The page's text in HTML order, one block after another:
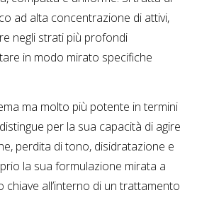
ad alta concentrazione di attivi,
negli strati più profondi
in modo mirato specifiche
ma molto più potente in termini
per la sua capacità di agire
perdita di tono, disidratazione e
la sua formulazione mirata a
all’interno di un trattamento